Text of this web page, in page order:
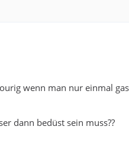
wenn man nur einmal
dann bedüst sein muss??